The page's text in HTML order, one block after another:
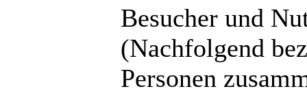
Besucher und
(Nachfolgend
Personen